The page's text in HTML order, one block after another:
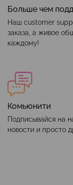
Больше чем
Наш customer
заказа, а живое
каждому!
Комьюнити
Подписывайся на
новости и просто